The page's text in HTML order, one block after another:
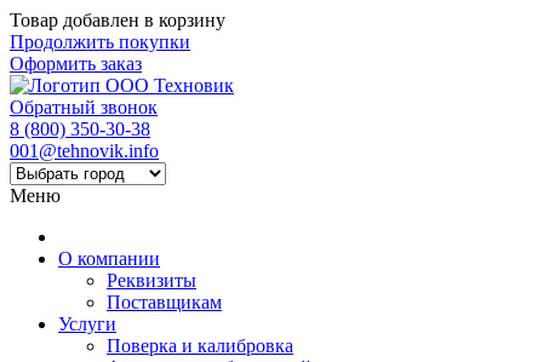
Товар добавлен в корзину
Продолжить покупки
Оформить заказ
Обратный звонок
8 (800) 350-30-38
001@tehnovik.info
Меню
О компании
Реквизиты
Поставщикам
Услуги
Поверка и калибровка